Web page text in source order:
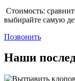
Стоимость:
выбирайте самую
Позвонить
Наши